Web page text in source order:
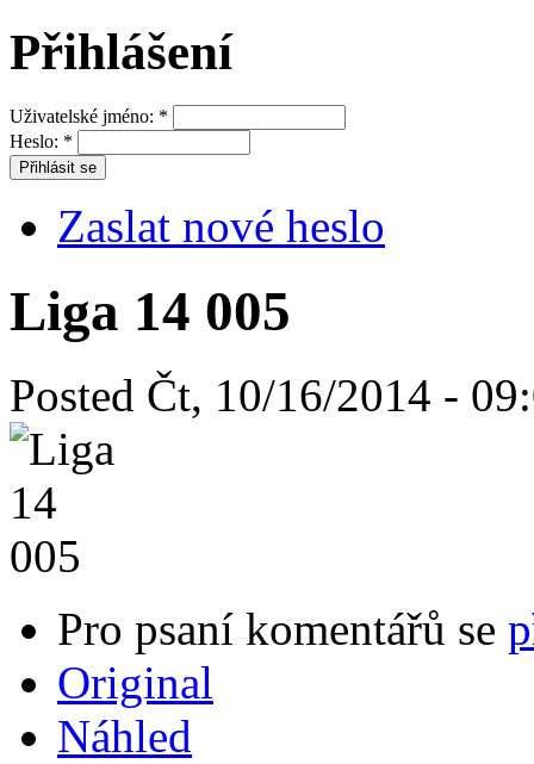
Přihlášení
Uživatelské jméno: *
Heslo: *
Zaslat nové heslo
Liga 14 005
Posted Čt, 10/16/2014 -
Pro psaní komentářů se
Original
Náhled